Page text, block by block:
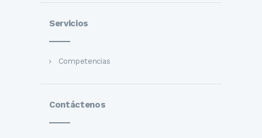
Servicios
Competencias
Contáctenos